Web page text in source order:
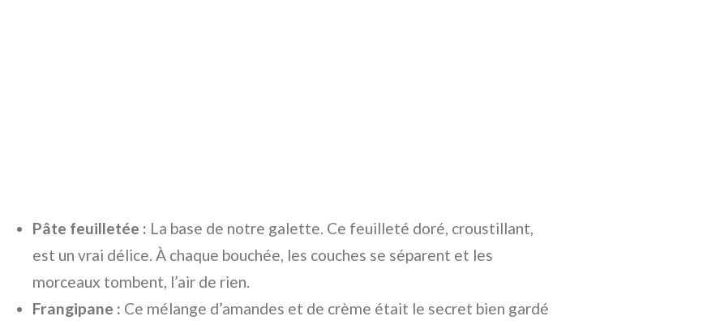
Pâte feuilletée : La base de notre galette. Ce feuilleté doré, croustillant,
est un vrai délice. À chaque bouchée, les couches se séparent et les
morceaux tombent, l’air de rien.
Frangipane : Ce mélange d’amandes et de crème était le secret bien gardé